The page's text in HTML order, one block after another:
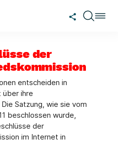
der
entscheiden in
über ihre
Satzung, wie sie vom
beschlossen wurde,
der
im Internet in